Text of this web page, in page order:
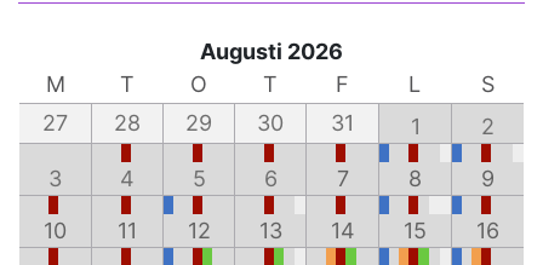
Augusti 2026
M
T O T F L
S
27
28 29 30 31 1 2
3 4 5 6 7 8 9
10 11 12 13 14 15 16